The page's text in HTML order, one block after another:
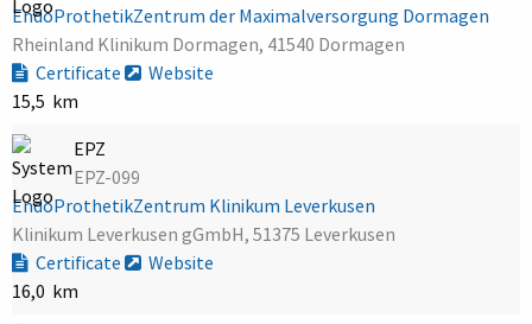
EndoProthetikZentrum der Maximalversorgung Dormagen
Rheinland Klinikum Dormagen, 41540 Dormagen
Certificate
Website
15,5 km
EPZ
EPZ-099
EndoProthetikZentrum Klinikum Leverkusen
Klinikum Leverkusen gGmbH, 51375 Leverkusen
Certificate
Website
16,0 km